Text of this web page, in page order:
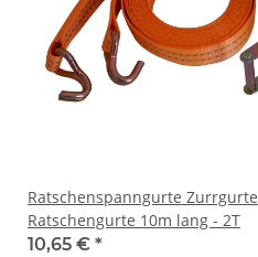
Ratschenspanngurte Zurrgurte
Ratschengurte 10m lang - 2T
10,65 € *